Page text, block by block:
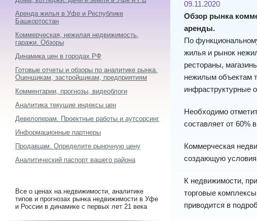
09.11.2020
Обзор рынка
аренды.
По
жилья и рынок
рестораны,
нежилым объектам
инфраструктурные
Необходимо
составляет от 60%
Коммерческая
создающую
К недвижимости,
торговые
приводится в
Аренда жилья в Уфе и Республике
Башкортостан
Коммерческая, нежилая недвижимость,
гаражи. Обзоры
Динамика цен в городах РФ
Готовые отчеты и обзоры по аналитике рынка.
Оценщикам, застройщикам, предприятиям
Комментарии, прогнозы, видеоблоги
Аналитика текущие индексы цен
Девелоперам. Проектные работы и аутсорсинг
Информационные партнеры
Продавцам. Определите рыночную цену
Аналитический паспорт вашего района
Все о ценах на недвижимости, аналитике
типов и прогнозах рынка недвижимости в Уфе
и России в динамике с первых лет 21 века